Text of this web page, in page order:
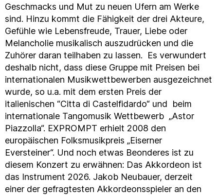
Geschmacks und Mut zu neuen Ufern am Werke
sind. Hinzu kommt die Fähigkeit der drei Akteure,
Gefühle wie Lebensfreude, Trauer, Liebe oder
Melancholie musikalisch auszudrücken und die
Zuhörer daran teilhaben zu lassen. Es verwundert
deshalb nicht, dass diese Gruppe mit Preisen bei
internationalen Musikwettbewerben ausgezeichnet
wurde, so u.a. mit dem ersten Preis der
italienischen “Citta di Castelfidardo“ und beim
internationale Tangomusik Wettbewerb „Astor
Piazzolla“. EXPROMPT erhielt 2008 den
europäischen Folksmusikpreis „Eiserner
Eversteiner“. Und noch etwas Beonderes ist zu
diesem Konzert zu erwähnen: Das Akkordeon ist
das Instrument 2026. Jakob Neubauer, derzeit
einer der gefragtesten Akkordeonsspieler an den